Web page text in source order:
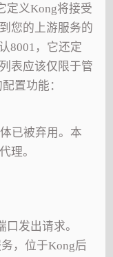
定义Kong将接受
您的上游服务的
8001，它还定
表应该仅限于管
置功能：
已被弃用。本
理。
发出请求。
，位于Kong后